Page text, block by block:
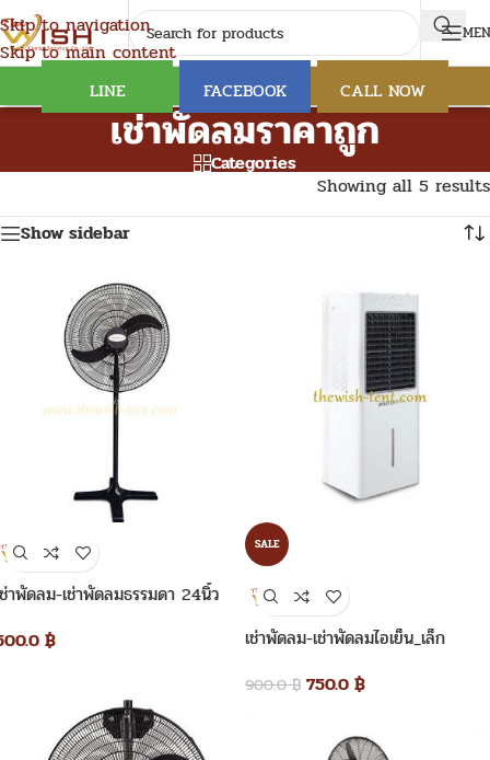
Skip to navigation
Skip to main content
LINE FACEBOOK CALL NOW
เช่าพัดลมราคาถูก
Categories
Showing all 5 results
Show sidebar
าพัดลม-เช่าพัดลมธรรมดา 24นิ้ว
฿
SALE
เช่าพัดลม-เช่าพัดลมไอเย็น_เล็ก
900.0฿ 750.0 ฿